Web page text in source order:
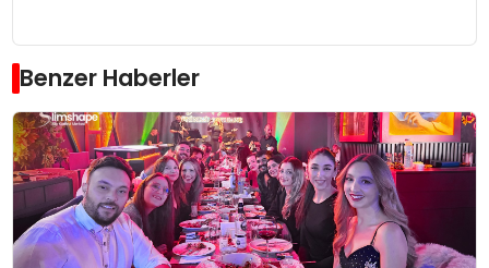
Benzer Haberler